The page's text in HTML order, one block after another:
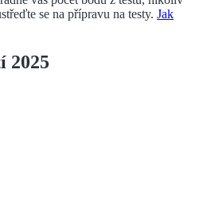
se na přípravu na testy. Jak
2025